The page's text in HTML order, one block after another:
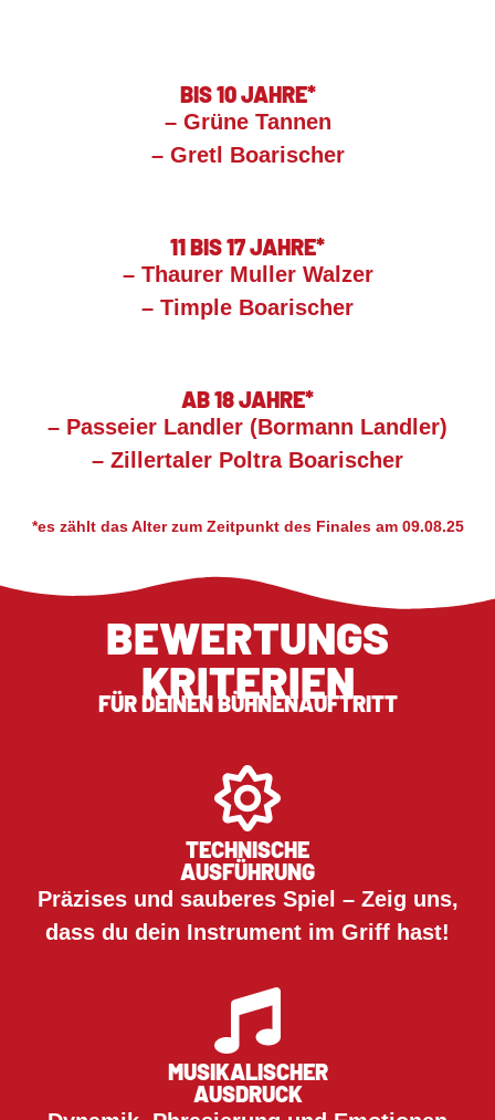
BIS 10 JAHRE*
– Grüne Tannen
– Gretl Boarischer
11 BIS 17 JAHRE*
– Thaurer Muller Walzer
– Timple Boarischer
AB 18 JAHRE*
– Passeier Landler (Bormann Landler)
– Zillertaler Poltra Boarischer
*es zählt das Alter zum Zeitpunkt des Finales am 09.08.25
BEWERTUNGS
KRITERIEN
FÜR DEINEN BÜHNENAUFTRITT
TECHNISCHE
AUSFÜHRUNG
Präzises und sauberes Spiel – Zeig uns,
dass du dein Instrument im Griff hast!
MUSIKALISCHER
AUSDRUCK